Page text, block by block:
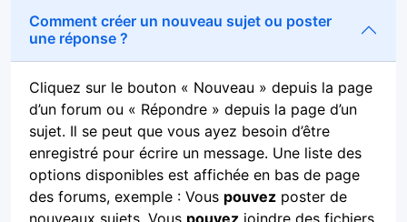
Comment créer un nouveau sujet ou poster
une réponse ?
Cliquez sur le bouton « Nouveau » depuis la page
d’un forum ou « Répondre » depuis la page d’un
sujet. Il se peut que vous ayez besoin d’être
enregistré pour écrire un message. Une liste des
options disponibles est affichée en bas de page
des forums, exemple : Vous pouvez poster de